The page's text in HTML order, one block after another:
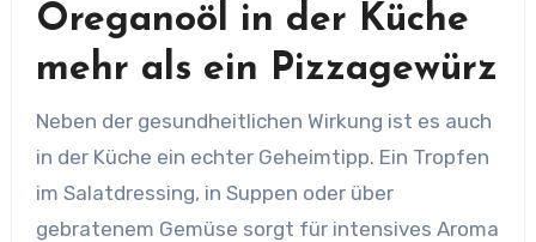
Oreganoöl in der Küche
mehr als ein Pizzagewürz
Neben der gesundheitlichen Wirkung ist es auch
in der Küche ein echter Geheimtipp. Ein Tropfen
im Salatdressing, in Suppen oder über
gebratenem Gemüse sorgt für intensives Aroma